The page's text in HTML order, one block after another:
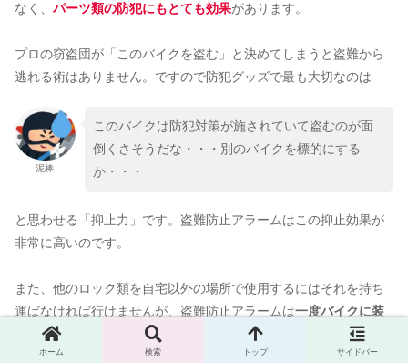
なく、 パーツ類の防犯にもとても効果があります。
プロの窃盗団が「このバイクを盗む」と決めてしまうと盗難から
逃れる術はありません。ですので防犯グッズで最も大切なのは
泥棒
このバイクは防犯対策が施されていて盗むのが面
倒くさそうだな・・・別のバイクを標的にする
か・・・
と思わせる「抑止力」です。盗難防止アラームはこの抑止効果が
非常に高いのです。
また、他のロック類を自宅以外の場所で使用するにはそれを持ち
運ばなければ行けませんが、盗難防止アラームは一度バイクに装
着してしまえばいつでも気軽にどこででも、ボタンひとつで防犯
対策をすることができます。
ホーム 検索 トップ サイドバー